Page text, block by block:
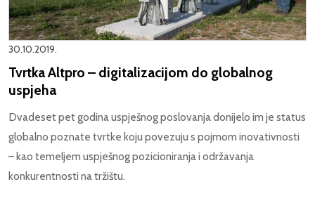
30.10.2019.
Tvrtka Altpro – digitalizacijom do globalnog
uspjeha
Dvadeset pet godina uspješnog poslovanja donijelo im je status
globalno poznate tvrtke koju povezuju s pojmom inovativnosti
– kao temeljem uspješnog pozicioniranja i održavanja
konkurentnosti na tržištu.